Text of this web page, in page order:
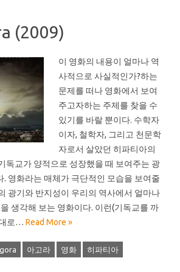
(2009)
이 영화의 내용이 얼마나 역
사적으로 사실적인가?하는
문제를 떠나 영화에서 보여
주고자하는 주제를 찾을 수
있기를 바랄 뿐이다. 수학자
이자, 철학자, 그리고 천문학
자로서 살았던 히파티아의
독교가 양적으로 성장했을 때 보여주는 광
. 영화라는 매체가 극단적인 모습을 보여줄
광기와 반지성이 우리의 역사에서 얼마나
생각해 보는 영화이다. 이런(기독교를 까
로… Read More »
아고라 영화 히파티아